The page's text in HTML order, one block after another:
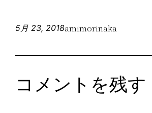
5月 23, 2018amimorinaka
コメントを残す